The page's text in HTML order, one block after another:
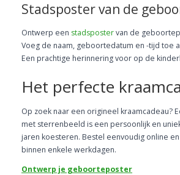
Stadsposter van de
Ontwerp een stadspostervan de
Voeg de naam, geboortedatum en -tijd toe
Een prachtige herinnering voor op de
Het perfecte
Op zoek naar een origineel kraamcadeau?
met sterrenbeeld is een persoonlijk en
jaren koesteren. Bestel eenvoudig online
binnen enkele werkdagen.
Ontwerp je geboorteposter